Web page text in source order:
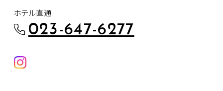
ホテル直通
023-647-6277